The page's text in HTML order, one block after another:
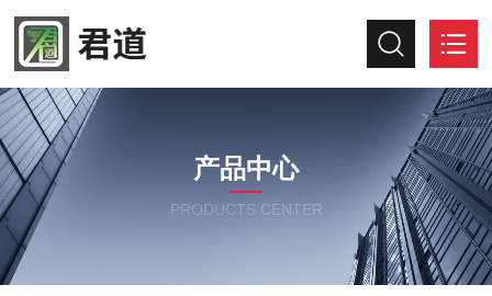
产品中心
PRODUCTS CENTER